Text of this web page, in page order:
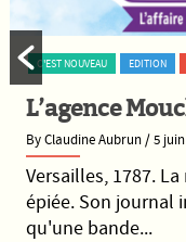
C'EST NOUVEAU EDITION
L’agence
By Claudine Aubrun/ 5 juin
Versailles, 1787.
épiée. Son journal
qu'une bande...